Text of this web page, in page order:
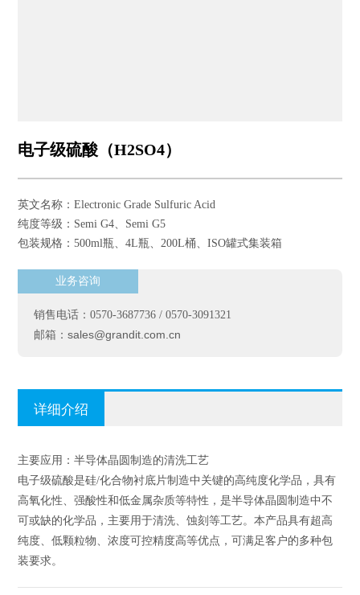
电子级硫酸（H2SO4）
英文名称：Electronic Grade Sulfuric Acid
纯度等级：Semi G4、Semi G5
包装规格：500ml瓶、4L瓶、200L桶、ISO罐式集装箱
业务咨询
销售电话：0570-3687736 / 0570-3091321
邮箱：sales@grandit.com.cn
详细介绍
主要应用：半导体晶圆制造的清洗工艺
电子级硫酸是硅/化合物衬底片制造中关键的高纯度化学品，具有
高氧化性、强酸性和低金属杂质等特性，是半导体晶圆制造中不
可或缺的化学品，主要用于清洗、蚀刻等工艺。本产品具有超高
纯度、低颗粒物、浓度可控精度高等优点，可满足客户的多种包
装要求。